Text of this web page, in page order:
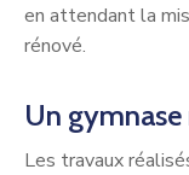
en attendant la
rénové.
Un
Les travaux